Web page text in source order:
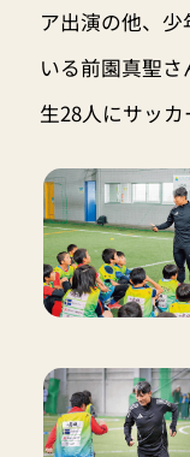
ア出演の他、
いる前園真聖
生28人にサッカ